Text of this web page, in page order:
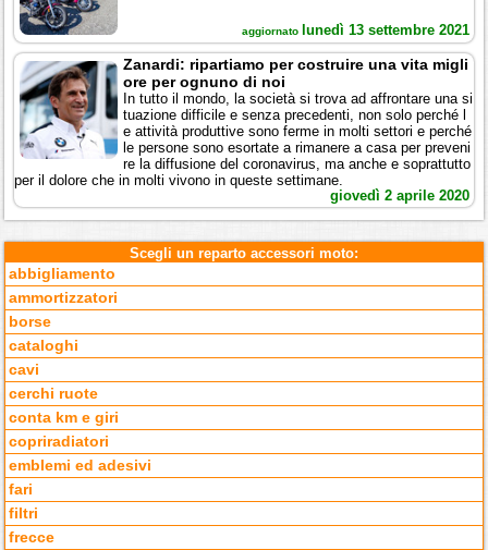
aggiornato lunedì 13 settembre 2021
Zanardi: ripartiamo per costruire una vita migli
ore per ognuno di noi
In tutto il mondo, la società si trova ad affrontare una si
tuazione difficile e senza precedenti, non solo perché l
e attività produttive sono ferme in molti settori e perché
le persone sono esortate a rimanere a casa per preveni
re la diffusione del coronavirus, ma anche e soprattutto
per il dolore che in molti vivono in queste settimane.
giovedì 2 aprile 2020
Scegli un reparto accessori moto:
abbigliamento
ammortizzatori
borse
cataloghi
cavi
cerchi ruote
conta km e giri
copriradiatori
emblemi ed adesivi
fari
filtri
frecce